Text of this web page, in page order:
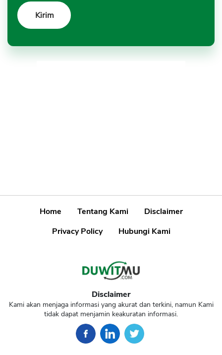
Home Tentang Kami
Disclaimer
Privacy Policy
Hubungi Kami
Disclaimer
Kami akan menjaga informasi yang akurat dan terkini, namun Kami
tidak dapat menjamin keakuratan informasi.